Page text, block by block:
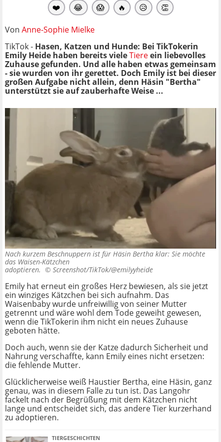
❤️ 😂 😱 🔥 😥 👏
Von Anne-Sophie Mielke
TikTok - Hasen, Katzen und Hunde: Bei TikTokerin
Emily Heide haben bereits vieleTiereein liebevolles
Zuhause gefunden. Und alle haben etwas gemeinsam
- sie wurden von ihr gerettet. Doch Emily ist bei dieser
großen Aufgabe nicht allein, denn Häsin "Bertha"
unterstützt sie auf zauberhafte Weise ...
Nach kurzem Beschnuppern ist für Häsin Bertha klar: Sie möchte
das Waisen-Kätzchen
adoptieren. © Screenshot/TikTok/@emilyyheide
Emily hat erneut ein großes Herz bewiesen, als sie jetzt
ein winziges Kätzchen bei sich aufnahm. Das
Waisenbaby wurde unfreiwillig von seiner Mutter
getrennt und wäre wohl dem Tode geweiht gewesen,
wenn die TikTokerin ihm nicht ein neues Zuhause
geboten hätte.
Doch auch, wenn sie der Katze dadurch Sicherheit und
Nahrung verschaffte, kann Emily eines nicht ersetzen:
die fehlende Mutter.
Glücklicherweise weiß Haustier Bertha, eine Häsin, ganz
genau, was in diesem Falle zu tun ist. Das Langohr
fackelt nach der Begrüßung mit dem Kätzchen nicht
lange und entscheidet sich, das andere Tier kurzerhand
zu adoptieren.
TIERGESCHICHTEN